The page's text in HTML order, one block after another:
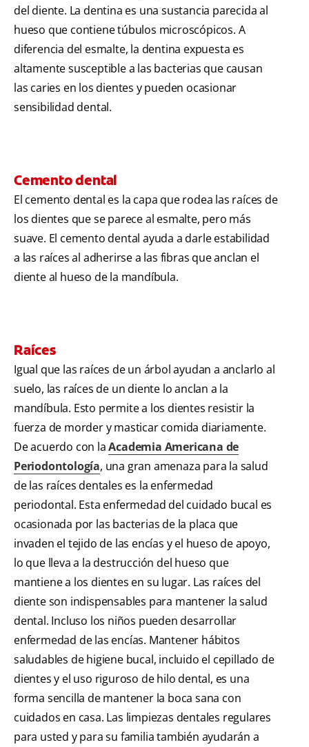
del diente. La dentina es una sustancia parecida al
hueso que contiene túbulos microscópicos. A
diferencia del esmalte, la dentina expuesta es
altamente susceptible a las bacterias que causan
las caries en los dientes y pueden ocasionar
sensibilidad dental.
Cemento dental
El cemento dental es la capa que rodea las raíces de
los dientes que se parece al esmalte, pero más
suave. El cemento dental ayuda a darle estabilidad
a las raíces al adherirse a las fibras que anclan el
diente al hueso de la mandíbula.
Raíces
Igual que las raíces de un árbol ayudan a anclarlo al
suelo, las raíces de un diente lo anclan a la
mandíbula. Esto permite a los dientes resistir la
fuerza de morder y masticar comida diariamente.
De acuerdo con laAcademia Americana de
Periodontología, una gran amenaza para la salud
de las raíces dentales es la enfermedad
periodontal. Esta enfermedad del cuidado bucal es
ocasionada por las bacterias de la placa que
invaden el tejido de las encías y el hueso de apoyo,
lo que lleva a la destrucción del hueso que
mantiene a los dientes en su lugar. Las raíces del
diente son indispensables para mantener la salud
dental. Incluso los niños pueden desarrollar
enfermedad de las encías. Mantener hábitos
saludables de higiene bucal, incluido el cepillado de
dientes y el uso riguroso de hilo dental, es una
forma sencilla de mantener la boca sana con
cuidados en casa. Las limpiezas dentales regulares
para usted y para su familia también ayudarán a